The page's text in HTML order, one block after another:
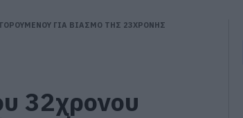
ΓΙΑ ΒΙΑΣΜΟ ΤΗΣ 23ΧΡΟΝΗΣ
32χρονου